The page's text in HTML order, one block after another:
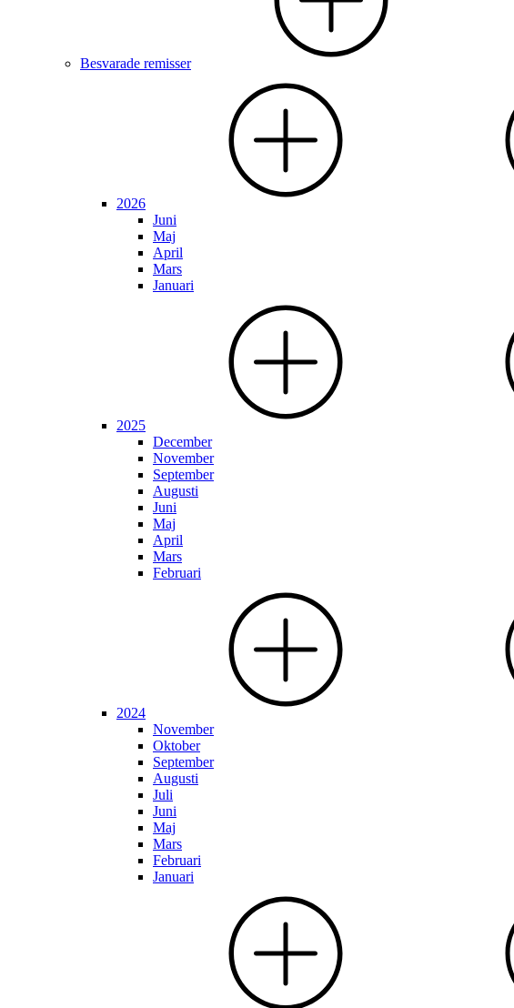
Besvarade remisser
2026
Juni
Maj
April
Mars
Januari
2025
December
November
September
Augusti
Juni
Maj
April
Mars
Februari
2024
November
Oktober
September
Augusti
Juli
Juni
Maj
Mars
Februari
Januari